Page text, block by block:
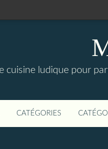
cuisine ludique pour
CATÉGORIES